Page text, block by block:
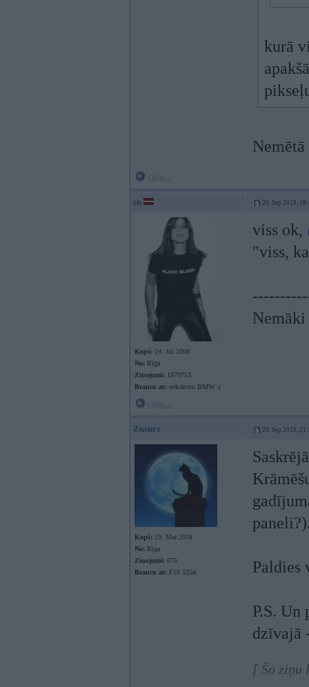
kurā
sn 20. Sep 2019,
Kopš: 24. Jul 2008
No: Rīga
Ziņojumi: 1879753
Braucu ar: nekrāsotu BMW :(
viss ok,
"viss,
Zusurs 20. Sep 2019,
Kopš: 19. Mar 2018
No: Rīga
Ziņojumi: 676
Braucu ar: F10 535d Paldies
P.S.
dzīvajā
[ Šo ziņu